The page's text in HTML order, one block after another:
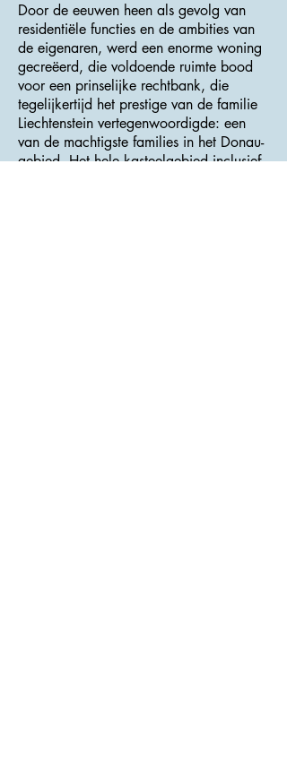
Door de eeuwen heen als gevolg van
residentiële functies en de ambities van
de eigenaren, werd een enorme woning
gecreëerd, die voldoende ruimte bood
voor een prinselijke rechtbank, die
tegelijkertijd het prestige van de familie
Liechtenstein vertegenwoordigde: een
van de machtigste families in het Donau-
gebied. Het hele kasteelgebied inclusief